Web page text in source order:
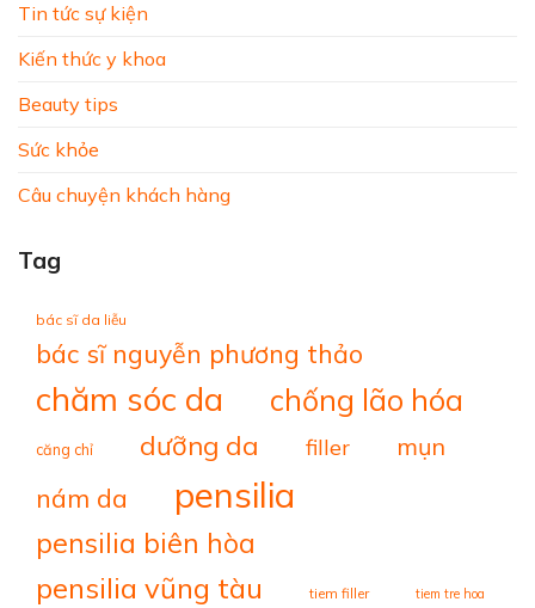
Tin tức sự kiện
Kiến thức y khoa
Beauty tips
Sức khỏe
Câu chuyện khách hàng
Tag
bác sĩ da liễu
bác sĩ nguyễn phương thảo
chăm sóc da chống lão hóa
căng chỉ dưỡng da filler mụn
nám da pensilia
pensilia biên hòa
pensilia vũng tàu tiem filler tiem tre hoa